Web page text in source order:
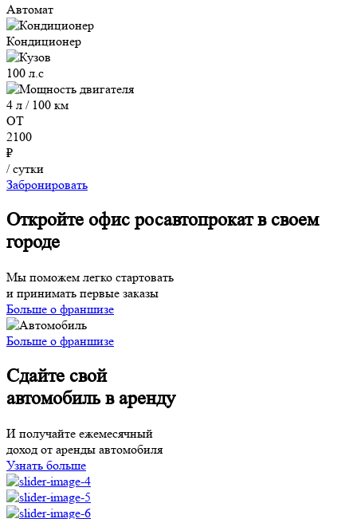
Автомат
Кондиционер
100 л.с
4 л / 100 км
ОТ
2100
₽
/ сутки
Забронировать
Откройте офис росавтопрокат в своем
городе
Мы поможем легко стартовать
и принимать первые заказы
Больше о франшизе
Больше о франшизе
Сдайте свой
автомобиль в аренду
И получайте ежемесячный
доход от аренды автомобиля
Узнать больше